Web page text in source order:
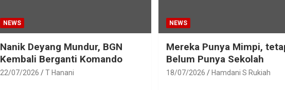
NEWS
Nanik Deyang Mundur, BGN
Kembali Berganti Komando
22/07/2026 T Hanani
NEWS
Mereka Punya Mimpi,
Belum Punya Sekolah
18/07/2026 Hamdani S Rukiah